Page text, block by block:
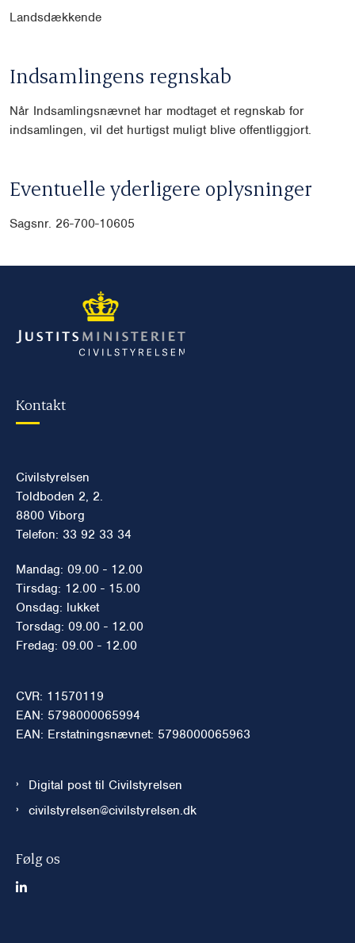
Landsdækkende
Indsamlingens regnskab
Når Indsamlingsnævnet har modtaget et regnskab for
indsamlingen, vil det hurtigst muligt blive offentliggjort.
Eventuelle yderligere oplysninger
Sagsnr. 26-700-10605
Kontakt
Civilstyrelsen
Toldboden 2, 2.
8800 Viborg
Telefon: 33 92 33 34
Mandag: 09.00 - 12.00
Tirsdag: 12.00 - 15.00
Onsdag: lukket
Torsdag: 09.00 - 12.00
Fredag: 09.00 - 12.00
CVR: 11570119
EAN: 5798000065994
EAN: Erstatningsnævnet: 5798000065963
Digital post til Civilstyrelsen
civilstyrelsen@civilstyrelsen.dk
Følg os